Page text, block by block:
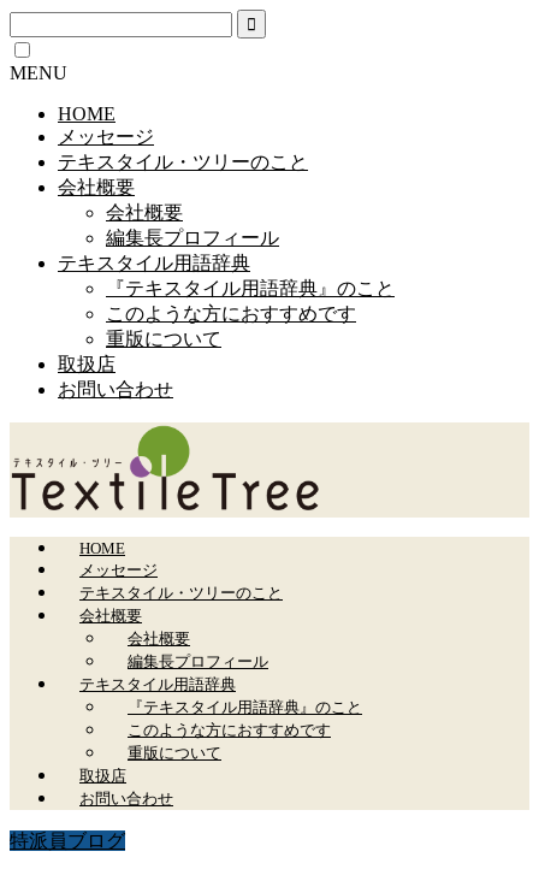
MENU
HOME
メッセージ
テキスタイル・ツリーのこと
会社概要
会社概要
編集長プロフィール
テキスタイル用語辞典
『テキスタイル用語辞典』のこと
このような方におすすめです
重版について
取扱店
お問い合わせ
HOME
メッセージ
テキスタイル・ツリーのこと
会社概要
会社概要
編集長プロフィール
テキスタイル用語辞典
『テキスタイル用語辞典』のこと
このような方におすすめです
重版について
取扱店
お問い合わせ
特派員ブログ